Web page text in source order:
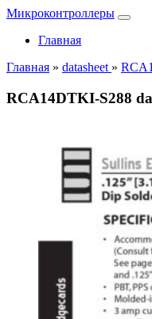
Микроконтроллеры
Главная
Главная » datasheet »
RCA14DTKI-S288